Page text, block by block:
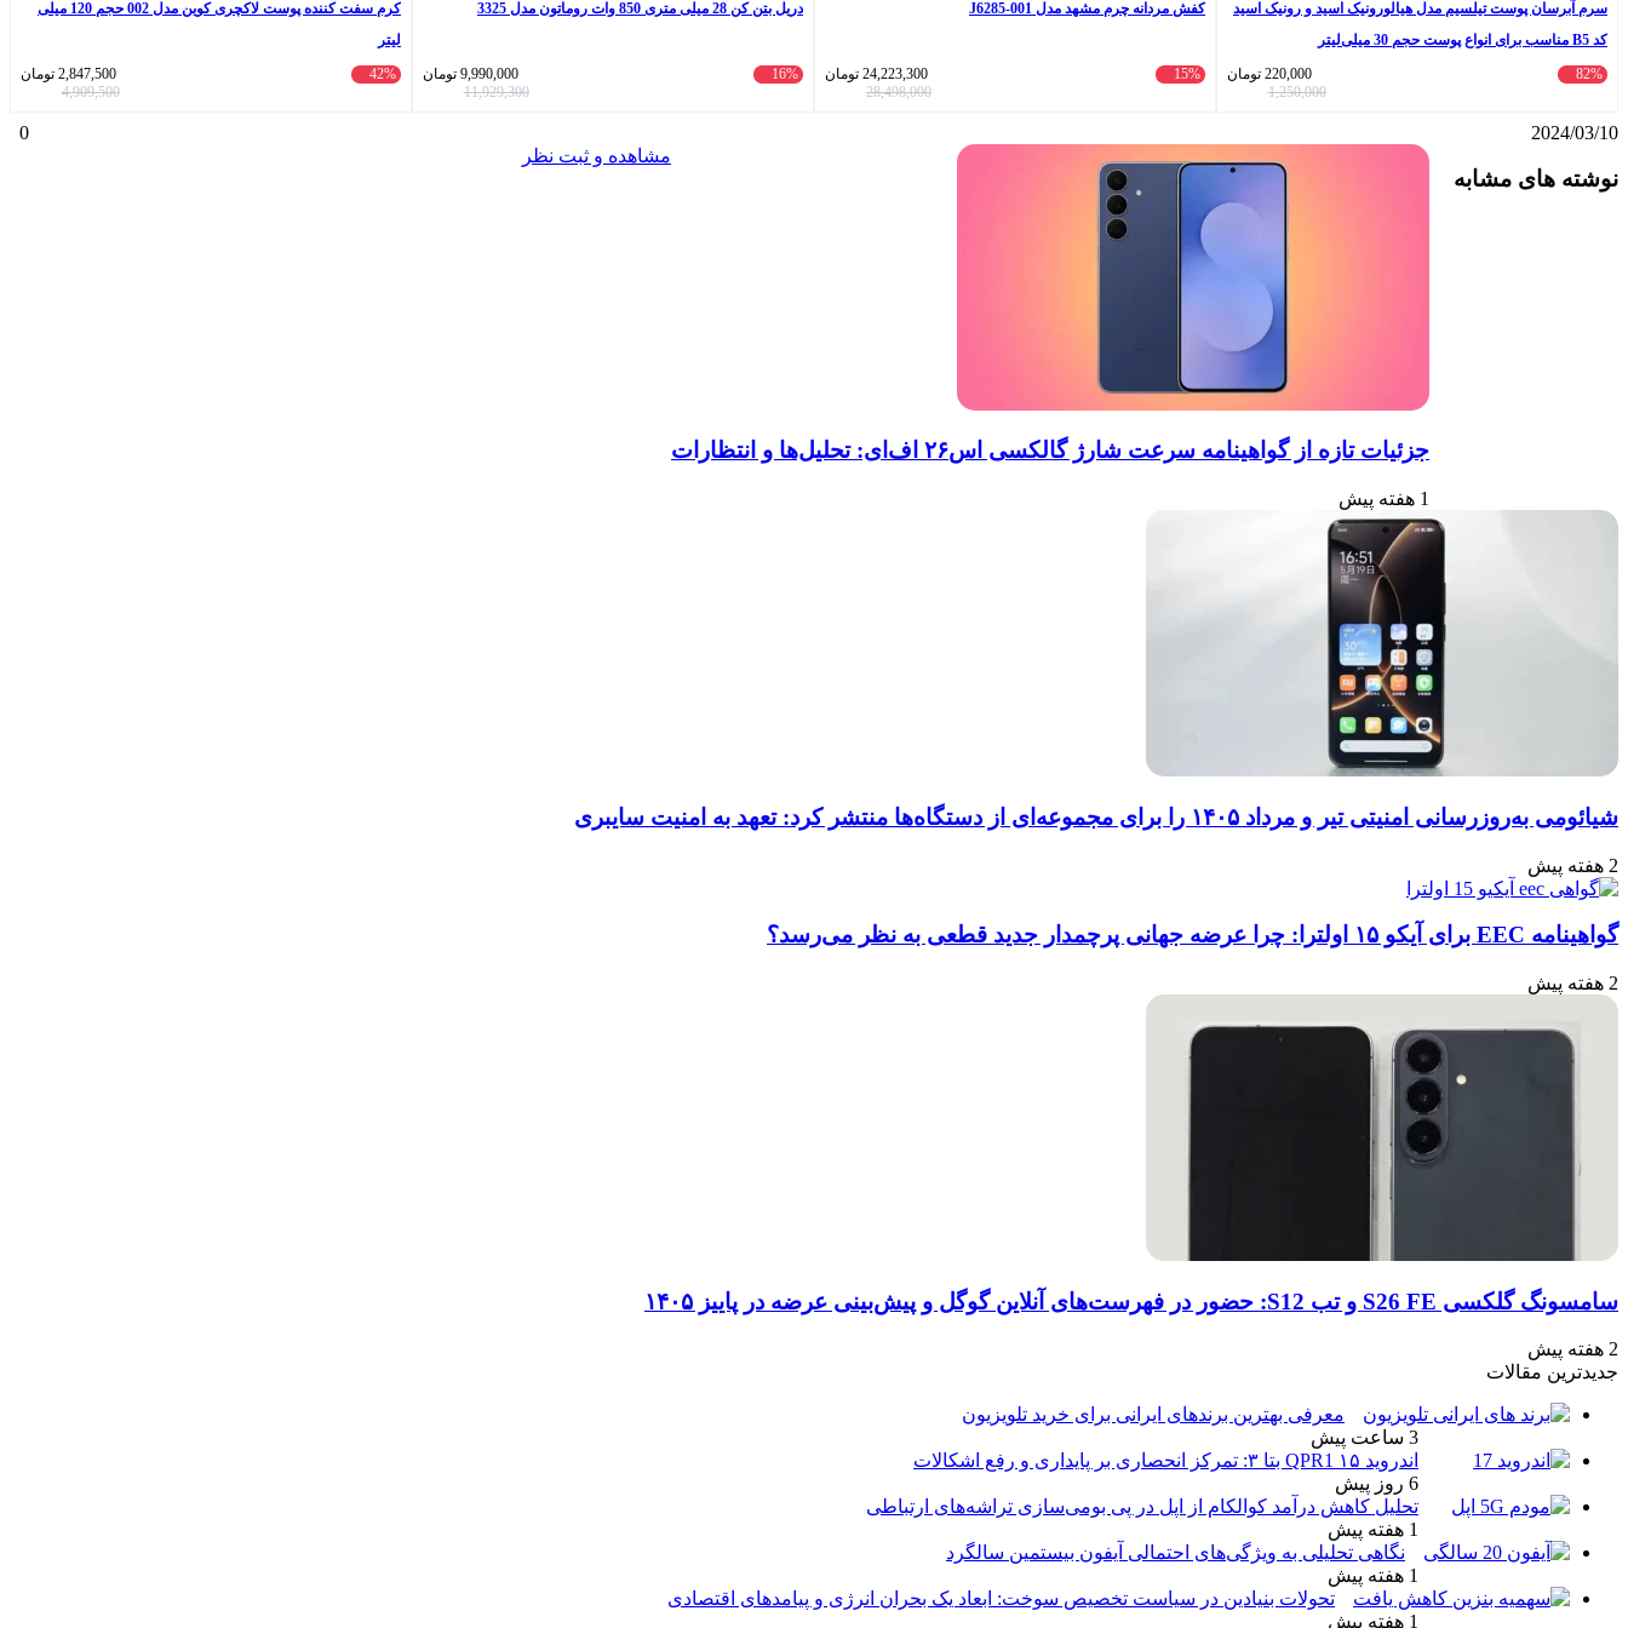
سرم آبرسان پوست تیلسیم مدل هیالورونیک اسید و رونیک اسید
کد B5 مناسب برای انواع پوست حجم 30 میلی‌لیتر
82%
220,000 تومان
1,250,000
کفش مردانه چرم مشهد مدل J6285-001
15%
24,223,300 تومان
28,498,000
دریل بتن کن 28 میلی متری 850 وات روماتون مدل 3325
16%
9,990,000 تومان
11,929,300
کرم سفت کننده پوست لاکچری کوین مدل 002 حجم 120 میلی
لیتر
42%
2,847,500 تومان
4,909,500
2024/03/10
0
آپ
گذاری
نوشته های مشابه
جزئیات تازه از گواهینامه سرعت شارژ گالکسی اس۲۶ اف‌ای: تحلیل‌ها و انتظارات
1 هفته پیش
شیائومی به‌روزرسانی امنیتی تیر و مرداد ۱۴۰۵ را برای مجموعه‌ای از دستگاه‌ها منتشر کرد: تعهد به امنیت سایبری
2 هفته پیش
گواهینامه EEC برای آیکو ۱۵ اولترا: چرا عرضه جهانی پرچمدار جدید قطعی به نظر می‌رسد؟
2 هفته پیش
سامسونگ گلکسی S26 FE و تب S12: حضور در فهرست‌های آنلاین گوگل و پیش‌بینی عرضه در پاییز ۱۴۰۵
2 هفته پیش
مشاهده و ثبت نظر
جدیدترین مقالات
معرفی بهترین برندهای ایرانی برای خرید تلویزیون
3 ساعت پیش
اندروید ۱۵ QPR1 بتا ۳: تمرکز انحصاری بر پایداری و رفع اشکالات
6 روز پیش
تحلیل کاهش درآمد کوالکام از اپل در پی بومی‌سازی تراشه‌های ارتباطی
1 هفته پیش
نگاهی تحلیلی به ویژگی‌های احتمالی آیفون بیستمین سالگرد
1 هفته پیش
تحولات بنیادین در سیاست تخصیص سوخت: ابعاد یک بحران انرژی و پیامدهای اقتصادی
1 هفته پیش